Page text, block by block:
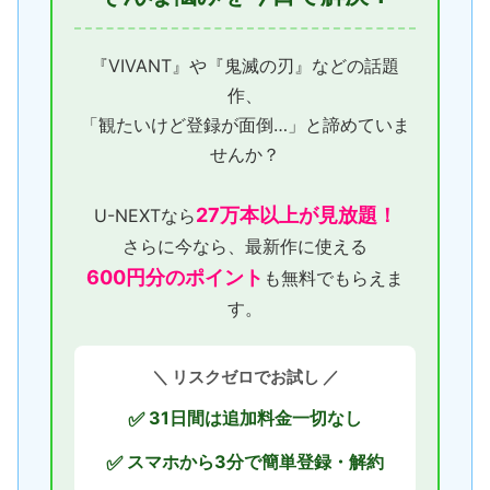
『VIVANT』や『鬼滅の刃』などの話題
作、
「観たいけど登録が面倒…」と諦めていま
せんか？
U-NEXTなら27万本以上が見放題！
さらに今なら、最新作に使える
600円分のポイント も無料でもらえま
す。
＼ リスクゼロでお試し ／
✅31日間は追加料金一切なし
✅スマホから3分で簡単登録・解約